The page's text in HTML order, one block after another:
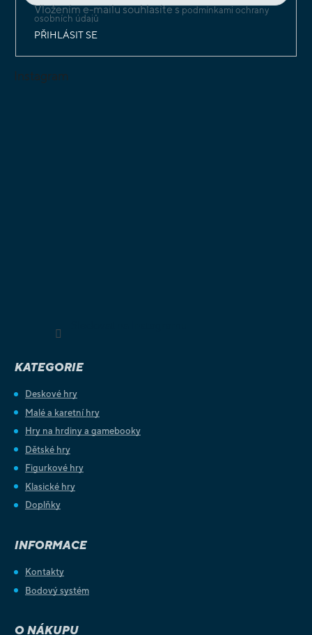
Vložením e-mailu souhlasíte spodmínkami ochrany
osobních údajů
PŘIHLÁSIT SE
Instagram
KATEGORIE
Deskové hry
Malé a karetní hry
Hry na hrdiny a gamebooky
Dětské hry
Figurkové hry
Klasické hry
Doplňky
INFORMACE
Kontakty
Bodový systém
O NÁKUPU